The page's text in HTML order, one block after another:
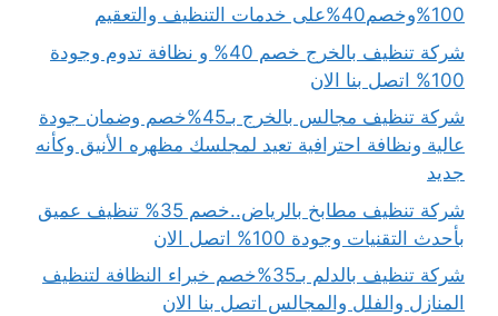
100%وخصم40%على خدمات التنظيف والتعقيم
شركة تنظيف بالخرج خصم 40% و نظافة تدوم وجودة
100% اتصل بنا الان
شركة تنظيف مجالس بالخرج بـ45%خصم وضمان جودة
عالية ونظافة احترافية تعيد لمجلسك مظهره الأنيق وكأنه
جديد
شركة تنظيف مطابخ بالرياض..خصم 35% تنظيف عميق
بأحدث التقنيات وجودة 100% اتصل الان
شركة تنظيف بالدلم بـ35%خصم خبراء النظافة لتنظيف
المنازل والفلل والمجالس اتصل بنا الان